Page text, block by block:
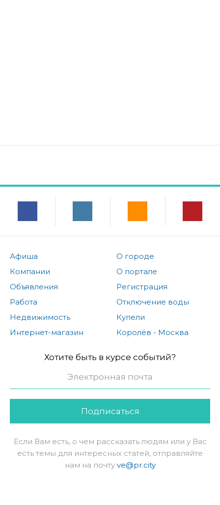
Афиша
Компании
Объявления
Работа
Недвижимость
Интернет-магазин
О городе
О портале
Регистрация
Отключение воды
Купели
Королёв - Москва
Хотите быть в курсе событий?
Подписаться
Если Вам есть, о чем рассказать людям или у Вас
есть темы для интересных статей, отправляйте
нам на почту ve@pr.city